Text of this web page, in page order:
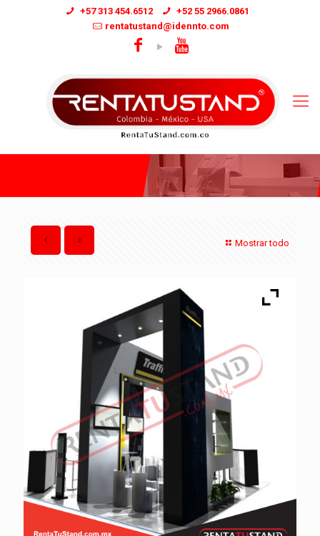
+57 313 454.6512
+52 55 2966.0861
rentatustand@idennto.com
Mostrar todo